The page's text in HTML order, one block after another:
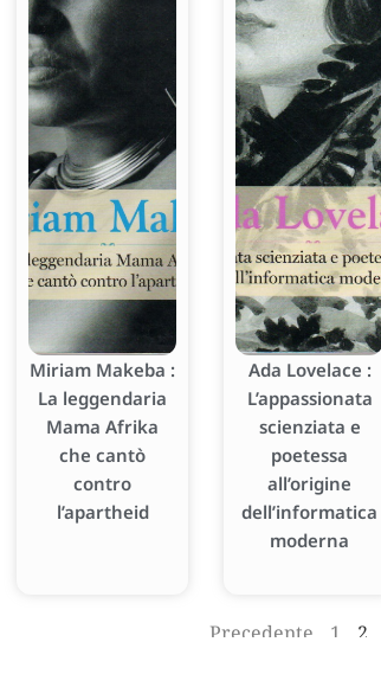
Miriam Makeba :
La leggendaria
Mama Afrika
che cantò
contro
l’apartheid
Ada Lovelace :
L’appassionata
scienziata e
poetessa
all’origine
dell’informatica
moderna
Precedente 1 2